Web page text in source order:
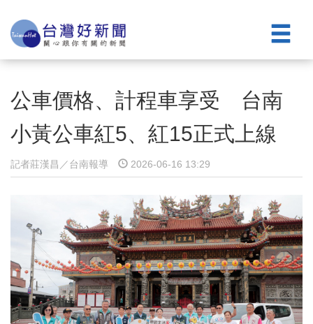
公車價格、計程車享受 台南
小黃公車紅5、紅15正式上線
記者莊漢昌／台南報導 2026-06-16 13:29